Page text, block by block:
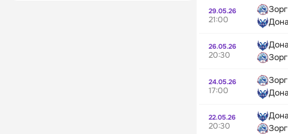
29.05.26
21:00
26.05.26
20:30
24.05.26
17:00
22.05.26
20:30